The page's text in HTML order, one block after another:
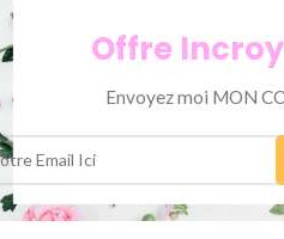
Offre
Envoyez moi MON